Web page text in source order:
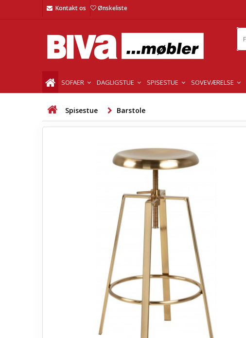
Kontakt os Ønskeliste
SOFAER DAGLIGSTUE SPISESTUE SOVEVÆRELSE
Spisestue Barstole